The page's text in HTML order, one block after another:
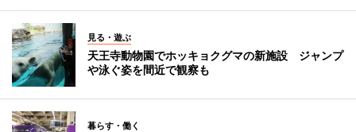
見る・遊ぶ
天王寺動物園でホッキョクグマの新施設 ジャンプ
や泳ぐ姿を間近で観察も
暮らす・働く